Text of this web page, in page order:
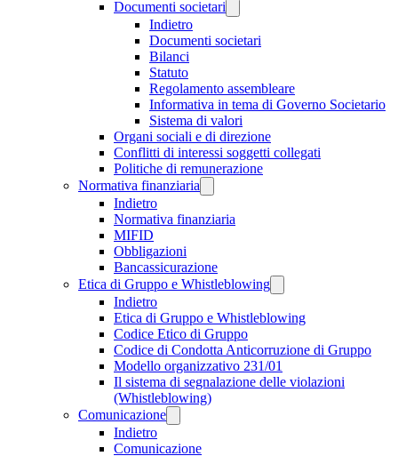
Documenti societari
Indietro
Documenti societari
Bilanci
Statuto
Regolamento assembleare
Informativa in tema di Governo Societario
Sistema di valori
Organi sociali e di direzione
Conflitti di interessi soggetti collegati
Politiche di remunerazione
Normativa finanziaria
Indietro
Normativa finanziaria
MIFID
Obbligazioni
Bancassicurazione
Etica di Gruppo e Whistleblowing
Indietro
Etica di Gruppo e Whistleblowing
Codice Etico di Gruppo
Codice di Condotta Anticorruzione di Gruppo
Modello organizzativo 231/01
Il sistema di segnalazione delle violazioni
(Whistleblowing)
Comunicazione
Indietro
Comunicazione